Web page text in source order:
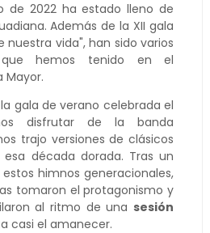
de 2022 ha estado lleno de
Además de la XII gala
nuestra vida", han sido varios
que hemos tenido en el
Mayor.
gala de verano celebrada el
disfrutar de la banda
trajo versiones de clásicos
década dorada. Tras un
himnos generacionales,
tomaron el protagonismo y
al ritmo de una sesión
casi el amanecer.